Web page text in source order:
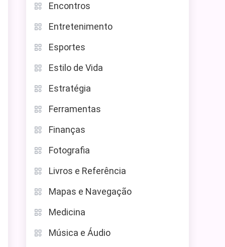
Encontros
Entretenimento
Esportes
Estilo de Vida
Estratégia
Ferramentas
Finanças
Fotografia
Livros e Referência
Mapas e Navegação
Medicina
Música e Áudio